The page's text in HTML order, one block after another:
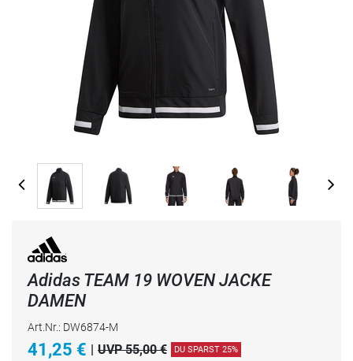
Adidas TEAM 19 WOVEN JACKE
DAMEN
Art.Nr.: DW6874-M
41,25 € | UVP 55,00 € DU SPARST 25%